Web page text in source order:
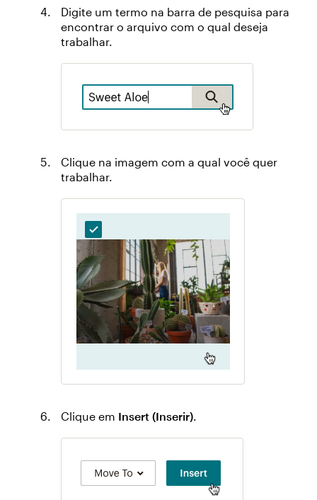
Digite um termo na barra de pesquisa para
encontrar o arquivo com o qual deseja
trabalhar.
Clique na imagem com a qual você quer
trabalhar.
Clique em Insert (Inserir)